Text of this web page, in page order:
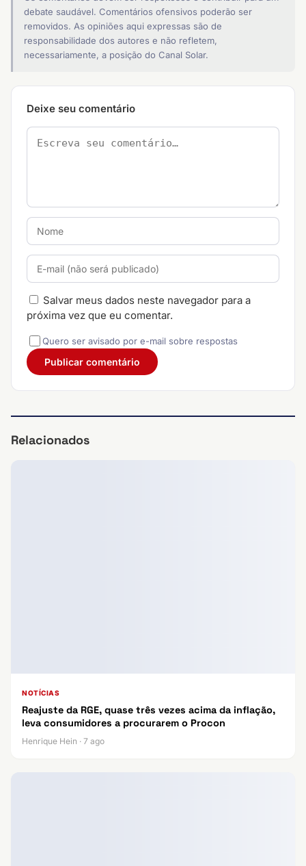
debate saudável. Comentários ofensivos poderão ser
removidos. As opiniões aqui expressas são de
responsabilidade dos autores e não refletem,
necessariamente, a posição do Canal Solar.
Deixe seu comentário
Salvar meus dados neste navegador para a
próxima vez que eu comentar.
Quero ser avisado por e-mail sobre respostas
Relacionados
NOTÍCIAS
Reajuste da RGE, quase três vezes acima da inflação,
leva consumidores a procurarem o Procon
Henrique Hein · 7 ago